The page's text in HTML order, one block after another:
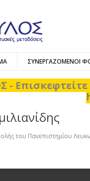
ΣΥΝΕΡΓΑΖΟΜΕΝΟΙ
-
του Πανεπιστημίου